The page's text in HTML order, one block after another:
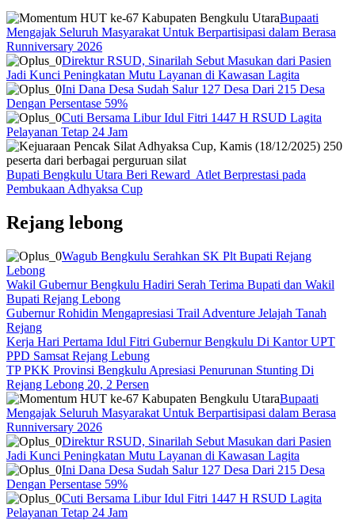
Bupaati
Mengajak Seluruh Masyarakat Untuk Berpartisipasi dalam Berasa
Runniversary 2026
Direktur RSUD, Sinarilah Sebut Masukan dari Pasien
Jadi Kunci Peningkatan Mutu Layanan di Kawasan Lagita
Ini Dana Desa Sudah Salur 127 Desa Dari 215 Desa
Dengan Persentase 59%
Cuti Bersama Libur Idul Fitri 1447 H RSUD Lagita
Pelayanan Tetap 24 Jam
Bupati Bengkulu Utara Beri Reward Atlet Berprestasi pada
Pembukaan Adhyaksa Cup
Rejang lebong
Wagub Bengkulu Serahkan SK Plt Bupati Rejang
Lebong
Wakil Gubernur Bengkulu Hadiri Serah Terima Bupati dan Wakil
Bupati Rejang Lebong
Gubernur Rohidin Mengapresiasi Trail Adventure Jelajah Tanah
Rejang
Kerja Hari Pertama Idul Fitri Gubernur Bengkulu Di Kantor UPT
PPD Samsat Rejang Lebung
TP PKK Provinsi Bengkulu Apresiasi Penurunan Stunting Di
Rejang Lebong 20, 2 Persen
Bupaati
Mengajak Seluruh Masyarakat Untuk Berpartisipasi dalam Berasa
Runniversary 2026
Direktur RSUD, Sinarilah Sebut Masukan dari Pasien
Jadi Kunci Peningkatan Mutu Layanan di Kawasan Lagita
Ini Dana Desa Sudah Salur 127 Desa Dari 215 Desa
Dengan Persentase 59%
Cuti Bersama Libur Idul Fitri 1447 H RSUD Lagita
Pelayanan Tetap 24 Jam